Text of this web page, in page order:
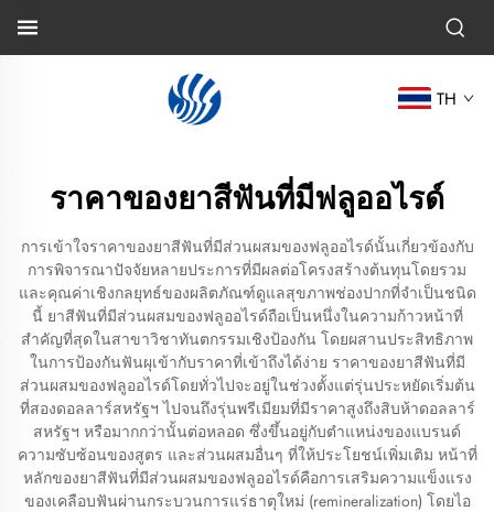
TH
ราคาของยาสีฟันที่มีฟลูออไรด์
การเข้าใจราคาของยาสีฟันที่มีส่วนผสมของฟลูออไรด์นั้นเกี่ยวข้องกับ
การพิจารณาปัจจัยหลายประการที่มีผลต่อโครงสร้างต้นทุนโดยรวม
และคุณค่าเชิงกลยุทธ์ของผลิตภัณฑ์ดูแลสุขภาพช่องปากที่จำเป็นชนิด
นี้ ยาสีฟันที่มีส่วนผสมของฟลูออไรด์ถือเป็นหนึ่งในความก้าวหน้าที่
สำคัญที่สุดในสาขาวิชาทันตกรรมเชิงป้องกัน โดยผสานประสิทธิภาพ
ในการป้องกันฟันผุเข้ากับราคาที่เข้าถึงได้ง่าย ราคาของยาสีฟันที่มี
ส่วนผสมของฟลูออไรด์โดยทั่วไปจะอยู่ในช่วงตั้งแต่รุ่นประหยัดเริ่มต้น
ที่สองดอลลาร์สหรัฐฯ ไปจนถึงรุ่นพรีเมียมที่มีราคาสูงถึงสิบห้าดอลลาร์
สหรัฐฯ หรือมากกว่านั้นต่อหลอด ซึ่งขึ้นอยู่กับตำแหน่งของแบรนด์
ความซับซ้อนของสูตร และส่วนผสมอื่นๆ ที่ให้ประโยชน์เพิ่มเติม หน้าที่
หลักของยาสีฟันที่มีส่วนผสมของฟลูออไรด์คือการเสริมความแข็งแรง
ของเคลือบฟันผ่านกระบวนการแร่ธาตุใหม่ (remineralization) โดยไอ